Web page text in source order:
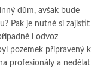
dům, avšak bude
Pak je nutné si zajistit
i odvoz
pozemek připravený k
profesionály a nedělat